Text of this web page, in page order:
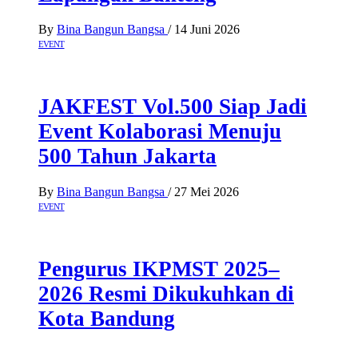
By Bina Bangun Bangsa / 14 Juni 2026
EVENT
JAKFEST Vol.500 Siap Jadi
Event Kolaborasi Menuju
500 Tahun Jakarta
By Bina Bangun Bangsa / 27 Mei 2026
EVENT
Pengurus IKPMST 2025–
2026 Resmi Dikukuhkan di
Kota Bandung